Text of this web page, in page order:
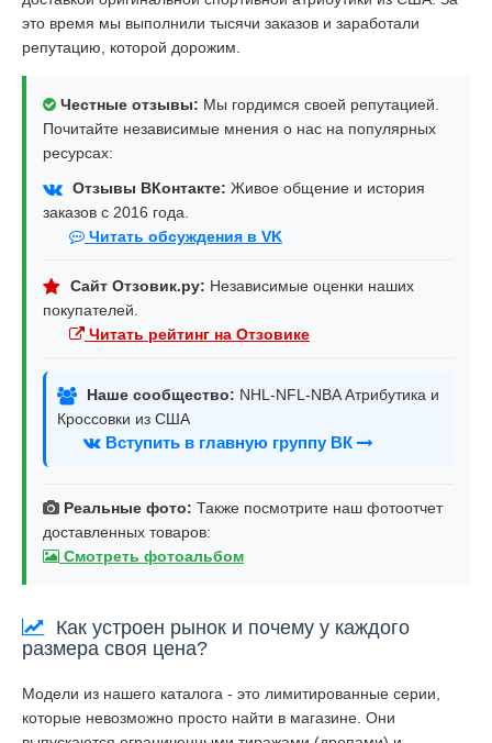
это время мы выполнили тысячи заказов и заработали
репутацию, которой дорожим.
Честные отзывы: Мы гордимся своей репутацией.
Почитайте независимые мнения о нас на популярных
ресурсах:
Отзывы ВКонтакте: Живое общение и история
заказов с 2016 года.
Читать обсуждения в VK
Сайт Отзовик.ру: Независимые оценки наших
покупателей.
Читать рейтинг на Отзовике
Наше сообщество: NHL-NFL-NBA Атрибутика и
Кроссовки из США
Вступить в главную группу ВК
Реальные фото: Также посмотрите наш фотоотчет
доставленных товаров:
Смотреть фотоальбом
Как устроен рынок и почему у каждого
размера своя цена?
Модели из нашего каталога - это лимитированные серии,
которые невозможно просто найти в магазине. Они